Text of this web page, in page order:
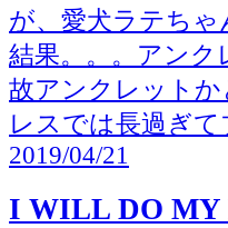
が、愛犬ラテち
結果。。。アン
故アンクレット
レスでは長過ぎ
2019/04/21
I WILL DO MY